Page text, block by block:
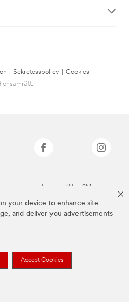
your device to enhance site
and deliver you advertisements
Accept Cookies
Sekretesspolicy
Cookies
är varumärken som tillhör 3M.